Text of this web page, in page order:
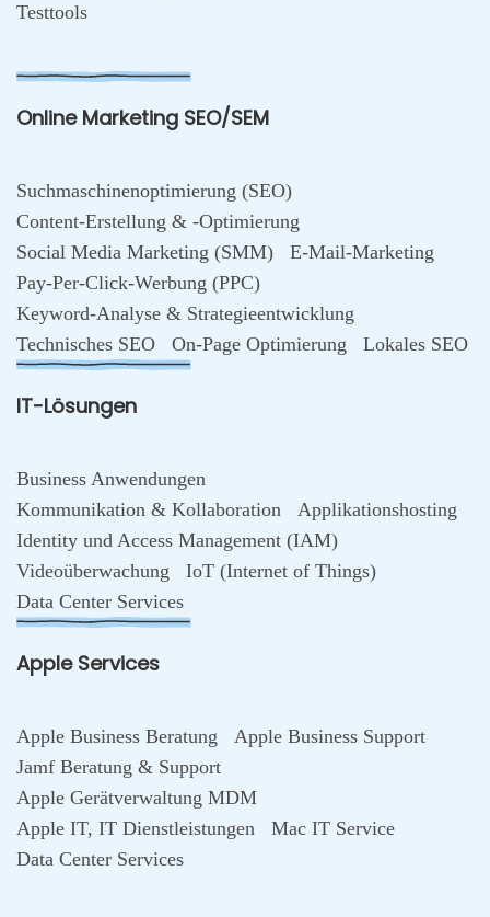
Testtools
Online Marketing SEO/SEM
Suchmaschinenoptimierung (SEO)
Content-Erstellung & -Optimierung
Social Media Marketing (SMM)
E-Mail-Marketing
Pay-Per-Click-Werbung (PPC)
Keyword-Analyse & Strategieentwicklung
Technisches SEO
On-Page Optimierung Lokales SEO
IT-Lösungen
Business Anwendungen
Kommunikation & Kollaboration
Applikationshosting
Identity und Access Management (IAM)
Videoüberwachung
IoT (Internet of Things)
Data Center Services
Apple Services
Apple Business Beratung
Apple Business Support
Jamf Beratung & Support
Apple Gerätverwaltung MDM
Apple IT, IT Dienstleistungen
Mac IT Service
Data Center Services